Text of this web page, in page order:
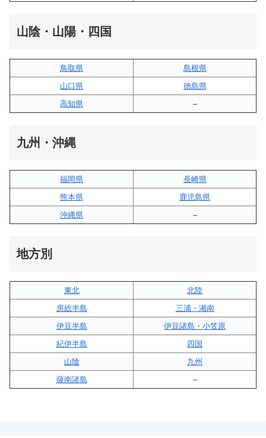
山陰・山陽・四国
鳥取県
島根県
山口県
徳島県
高知県
–
九州・沖縄
福岡県
長崎県
熊本県
鹿児島県
沖縄県
–
地方別
東北
北陸
房総半島
三浦・湘南
伊豆半島
伊豆諸島・小笠原
紀伊半島
四国
山陰
九州
薩南諸島
–